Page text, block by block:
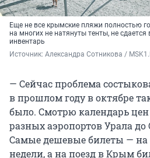
Еще не все крымские пляжи полностью
на многих не натянуты тенты, не
инвентарь
Источник: Александра Сотникова /
— Сейчас проблема
в прошлом году в октябре
было. Смотрю календарь
разных аэропортов Урала
Самые дешевые билеты —
недели, а на поезд в Крым